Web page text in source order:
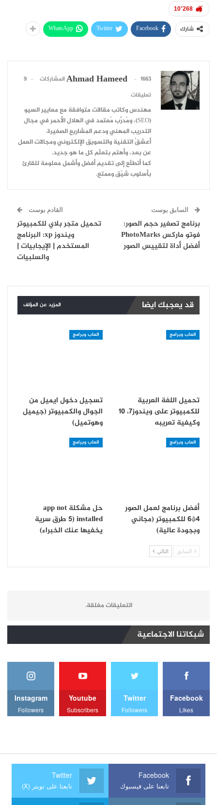
10٬268
شارك Facebook
Twitter
WhatsApp
Ahmad Hameed 1663 المشاركات
9
تعليقات
مهندس وكاتب مقالات متوافقة مع معايير السيو
(SEO)، ومُدرِّب مُعتمد في الهلال الأحمر في مجال
التدريب المهني ودعم المشاريع الصغيرة.
أعشقُ التقنية والتسويق الإلكتروني ومجالات العمل
عن بعد، وأهتم بتعلّم كل ما هو جديد.
كما أتطلّع إلى تقديم أفضل وأشمل معلومة للقارئ
بأسلوب شيّق وممتع.
السابق بوست
برنامج تصغير حجم الصور:
فوتو ماركس PhotoMarks
أفضل أداة لتقييس الصور
القادم بوست
تحميل متجر بلاي للكمبيوتر
ويندوز xp: البرنامج
المستخدم | الإيجابيات |
والسلبيات
قد يعجبك ايضا المزيد عن المؤلف
العاب وبرامج
تحميل اللغة العربية
للكمبيوتر على ويندوز7، 10
وكيفية تعريبه
العاب وبرامج
تسجيل دخول ايميل من
الجوال والكمبيوتر (جيميل
وهوتميل)
العاب وبرامج
أفضل برنامج لعمل الصور
4*6 للكمبيوتر (مجاني
وبجودة عالية)
العاب وبرامج
حل مشكلة app not
installed (5 طرق سرية
يخفيها عنك الخبراء)
السابق التالي
التعليقات مغلقة.
شبكاتنا الاجتماعية
Facebook
Likes
Twitter
Followers
Youtube
Subscribers
Instagram
Followers
Facebook
تابعنا على فيسبوك
Twitter
تابعنا على تويتر (X)